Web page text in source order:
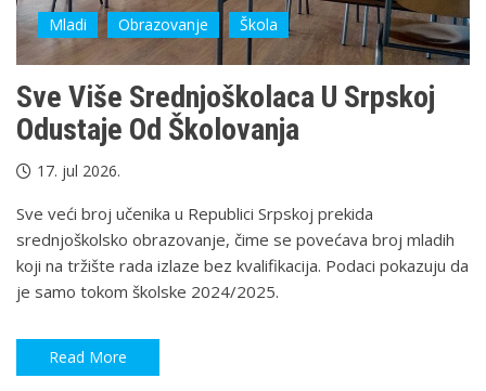
Mladi Obrazovanje Škola
Sve Više Srednjoškolaca U Srpskoj
Odustaje Od Školovanja
17. jul 2026.
Sve veći broj učenika u Republici Srpskoj prekida
srednjoškolsko obrazovanje, čime se povećava broj mladih
koji na tržište rada izlaze bez kvalifikacija. Podaci pokazuju da
je samo tokom školske 2024/2025.
Read More